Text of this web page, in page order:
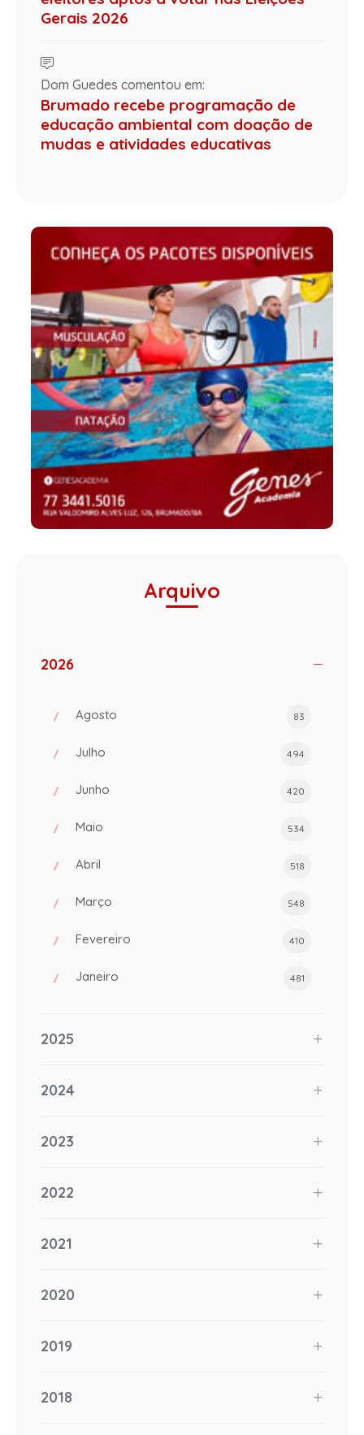
Gerais 2026
Dom Guedes comentou em:
Brumado recebe programação de
educação ambiental com doação de
mudas e atividades educativas
Arquivo
2026
Agosto 83
Julho 494
Junho 420
Maio 534
Abril 518
Março 548
Fevereiro 410
Janeiro 481
2025
2024
2023
2022
2021
2020
2019
2018